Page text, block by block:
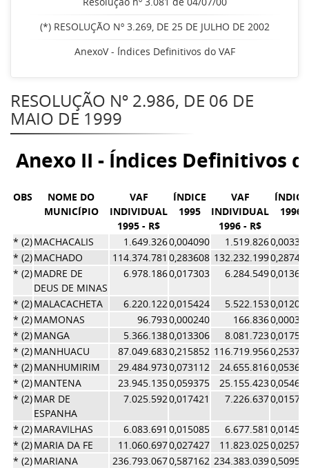
(*) RESOLUÇÃO Nº 3.269, DE 25 DE JULHO DE 2002
AnexoV - Índices Definitivos do VAF
RESOLUÇÃO Nº 2.986, DE 06 DE
MAIO DE 1999
Anexo II - Índices Definitivos
OBS
NOME DO
MUNICÍPIO
VAF
INDIVIDUAL
1995 - R$
ÍNDICE
1995
VAF
INDIVIDUAL
1996 - R$
ÍNDICE
1996
* (2)MACHACALIS 1.649.3260,004090 1.519.826
* (2)MACHADO 114.374.781 0,283608 132.232.199
* (2)MADRE DE
DEUS DE MINAS
6.978.1860,017303 6.284.549
* (2)MALACACHETA 6.220.1220,015424 5.522.153
* (2)MAMONAS 96.7930,000240 166.836
* (2)MANGA 5.366.1380,013306 8.081.723
* (2)MANHUACU 87.049.6830,215852 116.719.956
* (2)MANHUMIRIM 29.484.9730,073112 24.655.816
* (2)MANTENA 23.945.1350,059375 25.155.423
* (2)MAR DE
ESPANHA
7.025.5920,017421 7.226.637
* (2)MARAVILHAS 6.083.691 0,015085 6.677.581
* (2)MARIA DA FE 11.060.6970,027427 11.823.025
* (2)MARIANA 236.793.0670,587162 234.383.039